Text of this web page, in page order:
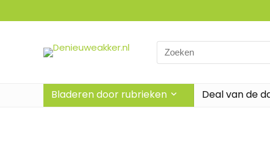
Bladeren door rubrieken Deal van de